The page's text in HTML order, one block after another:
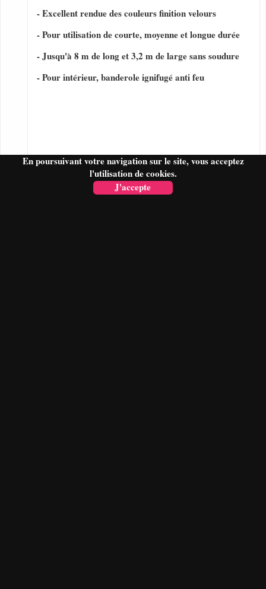
En poursuivant votre navigation sur le site, vous acceptez
l'utilisation de cookies.
J'accepte
- Excellent rendue des couleurs finition velours
- Pour utilisation de courte, moyenne et longue durée
- Jusqu'à 8 m de long et 3,2 m de large sans soudure
- Pour intérieur, banderole ignifugé anti feu